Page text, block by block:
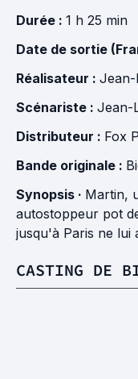
Durée : 1 h 25 min
Date de sortie
Réalisateur : Jean-
Scénariste : Jean-
Distributeur : Fox
Bande originale :
Synopsis · Martin,
autostoppeur pot
jusqu'à Paris ne lui
CASTING DE